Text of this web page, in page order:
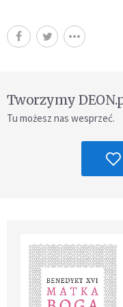
Tworzymy
Tu możesz nas wesprzeć.